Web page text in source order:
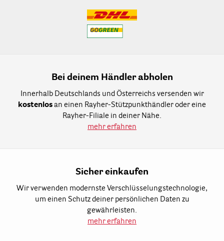
Bei deinem Händler abholen
Innerhalb Deutschlands und Österreichs versenden wir
kostenlos an einen Rayher-Stützpunkthändler oder eine
Rayher-Filiale in deiner Nähe.
mehr erfahren
Sicher einkaufen
Wir verwenden modernste Verschlüsselungstechnologie,
um einen Schutz deiner persönlichen Daten zu
gewährleisten.
mehr erfahren